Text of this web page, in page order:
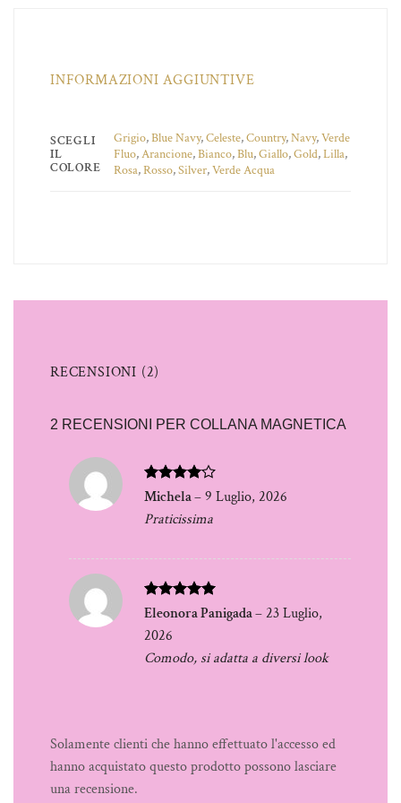
INFORMAZIONI AGGIUNTIVE
SCEGLI
IL
COLORE
Grigio,Blue Navy,Celeste,Country,Navy,Verde
Fluo,Arancione,Bianco,Blu,Giallo,Gold,Lilla,
Rosa,Rosso,Silver,Verde Acqua
RECENSIONI (2)
2 RECENSIONI PER COLLANA MAGNETICA
Valutato
Michela– 9 Luglio, 2026
Praticissima
Valutato 5
Eleonora Panigada– 23 Luglio,
2026
Comodo, si adatta a diversi look
Solamente clienti che hanno effettuato l'accesso ed
hanno acquistato questo prodotto possono lasciare
una recensione.